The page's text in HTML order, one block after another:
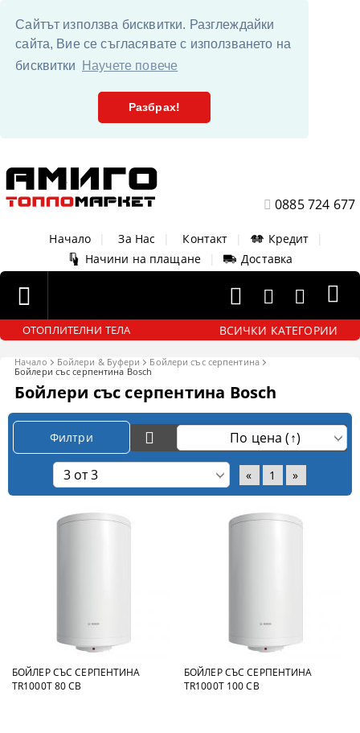
Сайтът използва бисквитки. Разглеждайки
сайта, Вие се съгласявате с използването на
бисквитки
Научете повече
Разбрах!
0885 724 677
Начало За Нас Контакт Кредит
Начини на плащане
Доставка
ОТОПЛИТЕЛНИ ТЕЛА ВСИЧКИ КАТЕГОРИИ
Начало Бойлери & Буфери
Бойлери със серпентина
Бойлери със серпентина Bosch
Бойлери със серпентина Bosch
Филтри
« 1 »
БОЙЛЕР СЪС СЕРПЕНТИНА
TR1000T 80 CB
БОЙЛЕР СЪС СЕРПЕНТИНА
TR1000T 100 CB